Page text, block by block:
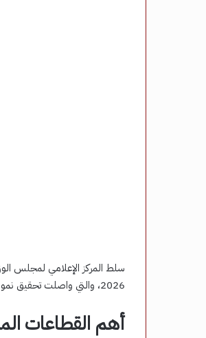
سلط المركز الإعلامي لمجلس
2026، والتي واصلت تحقيق نمو ملحوظ يعكس قوة القطاع وقدرته على المنافسة في الأسواق العالمية.
أهم القطاعات